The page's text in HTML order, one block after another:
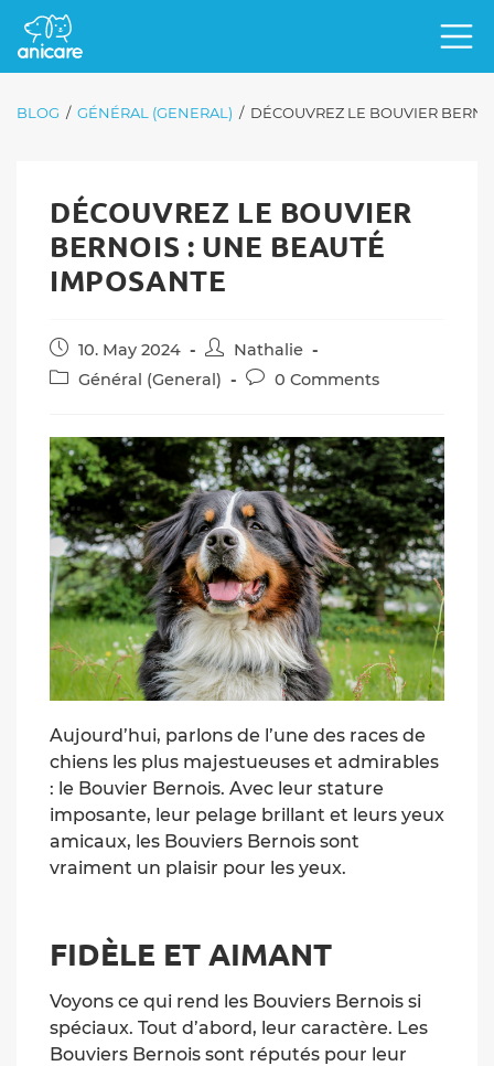
BLOG / GÉNÉRAL (GENERAL) / DÉCOUVREZ LE BOUVIER
DÉCOUVREZ LE BOUVIER
BERNOIS : UNE BEAUTÉ
IMPOSANTE
Post
published:
10. May 2024
Post
author:
Nathalie
PostGénéral (General)
Post0 Comments
Aujourd’hui, parlons de l’une des races de
chiens les plus majestueuses et admirables
: le Bouvier Bernois. Avec leur stature
imposante, leur pelage brillant et leurs yeux
amicaux, les Bouviers Bernois sont
vraiment un plaisir pour les yeux.
FIDÈLE ET AIMANT
Voyons ce qui rend les Bouviers Bernois si
spéciaux. Tout d’abord, leur caractère. Les
Bouviers Bernois sont réputés pour leur